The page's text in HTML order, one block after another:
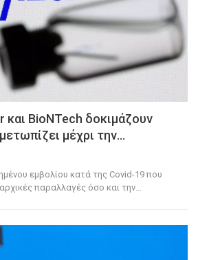
BioNTech δοκιμάζουν
μέχρι την…
εμβολίου κατά της Covid-19 που
παραλλαγές όσο και την…